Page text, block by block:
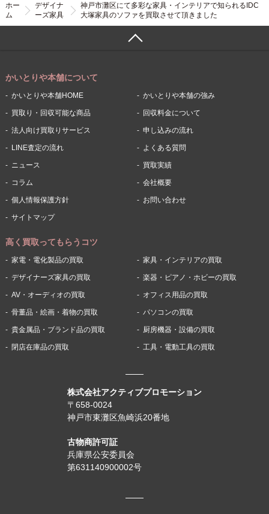
ホー
ム
デザイナ
ーズ家具
神戸市灘区にて多彩な家具・インテリアで知られるIDC
大塚家具のソファを買取させて頂きました
株式会社アクティブプロモーション
〒658-0024
神戸市東灘区魚崎浜20番地
古物商許可証
兵庫県公安委員会
第631140900002号
かいとりや本舗について
かいとりや本舗HOME かいとりや本舗の強み
買取り・回収可能な商品 回収料金について
法人向け買取りサービス 申し込みの流れ
LINE査定の流れ よくある質問
ニュース 買取実績
コラム 会社概要
個人情報保護方針 お問い合わせ
サイトマップ
高く買取ってもらうコツ
家電・電化製品の買取 家具・インテリアの買取
デザイナーズ家具の買取 楽器・ピアノ・ホビーの買取
AV・オーディオの買取 オフィス用品の買取
骨董品・絵画・着物の買取 パソコンの買取
貴金属品・ブランド品の買取 厨房機器・設備の買取
閉店在庫品の買取 工具・電動工具の買取